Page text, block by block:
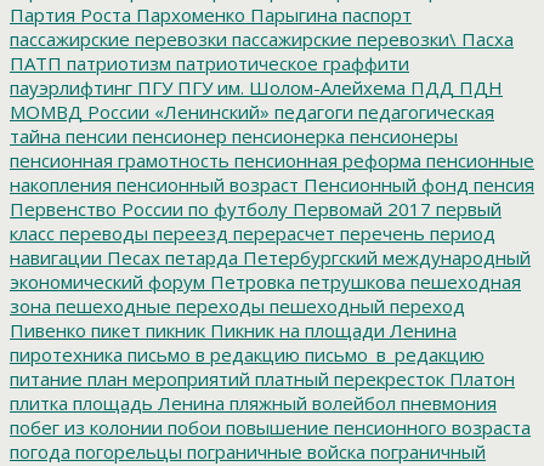
Партия Роста Пархоменко Парыгина паспорт
пассажирские перевозки пассажирские перевозки\ Пасха
ПАТП патриотизм патриотическое граффити
пауэрлифтинг ПГУПГУ им. Шолом-Алейхема ПДД ПДН
МОМВД России «Ленинский» педагоги педагогическая
тайна пенсии пенсионер пенсионерка пенсионеры
пенсионная грамотность пенсионная реформа пенсионные
накопления пенсионный возраст Пенсионный фонд пенсия
Первенство России по футболу Первомай 2017 первый
класс переводы переезд перерасчет перечень период
навигации Песах петарда Петербургский международный
экономический форум Петровка петрушкова пешеходная
зона пешеходные переходы пешеходный переход
Пивенко пикет пикник Пикник на площади Ленина
пиротехника письмо в редакцию письмо_в_редакцию
питание план мероприятий платный перекресток Платон
плитка площадь Ленина пляжный волейбол пневмония
побег из колонии побои повышение пенсионного возраста
погода погорельцы пограничные войска пограничный